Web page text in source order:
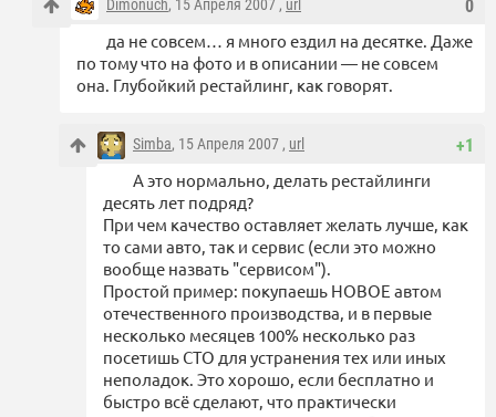
0
Dimonuch, 15 Апреля 2007 , url
да не совсем… я много ездил на десятке. Даже
по тому что на фото и в описании — не совсем
она. Глубойкий рестайлинг, как говорят.
+1
Simba, 15 Апреля 2007 , url
А это нормально, делать рестайлинги
десять лет подряд?
При чем качество оставляет желать лучше, как
то сами авто, так и сервис (если это можно
вообще назвать "сервисом").
Простой пример: покупаешь НОВОЕ автом
отечественного производства, и в первые
несколько месяцев 100% несколько раз
посетишь СТО для устранения тех или иных
неполадок. Это хорошо, если бесплатно и
быстро всё сделают, что практически